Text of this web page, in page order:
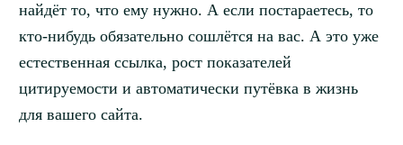
найдёт то, что ему нужно. А если постараетесь, то
кто-нибудь обязательно сошлётся на вас. А это уже
естественная ссылка, рост показателей
цитируемости и автоматически путёвка в жизнь
для вашего сайта.